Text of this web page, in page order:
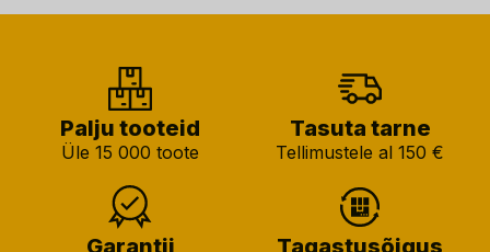
Palju tooteid
Üle 15 000 toote
Tasuta tarne
Tellimustele al 150 €
Garantii Tagastusõigus